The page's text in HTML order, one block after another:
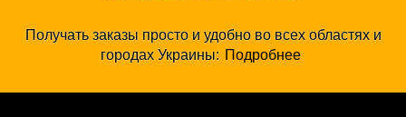
Получать заказы просто и удобно во всех областях и
городах Украины: Подробнее